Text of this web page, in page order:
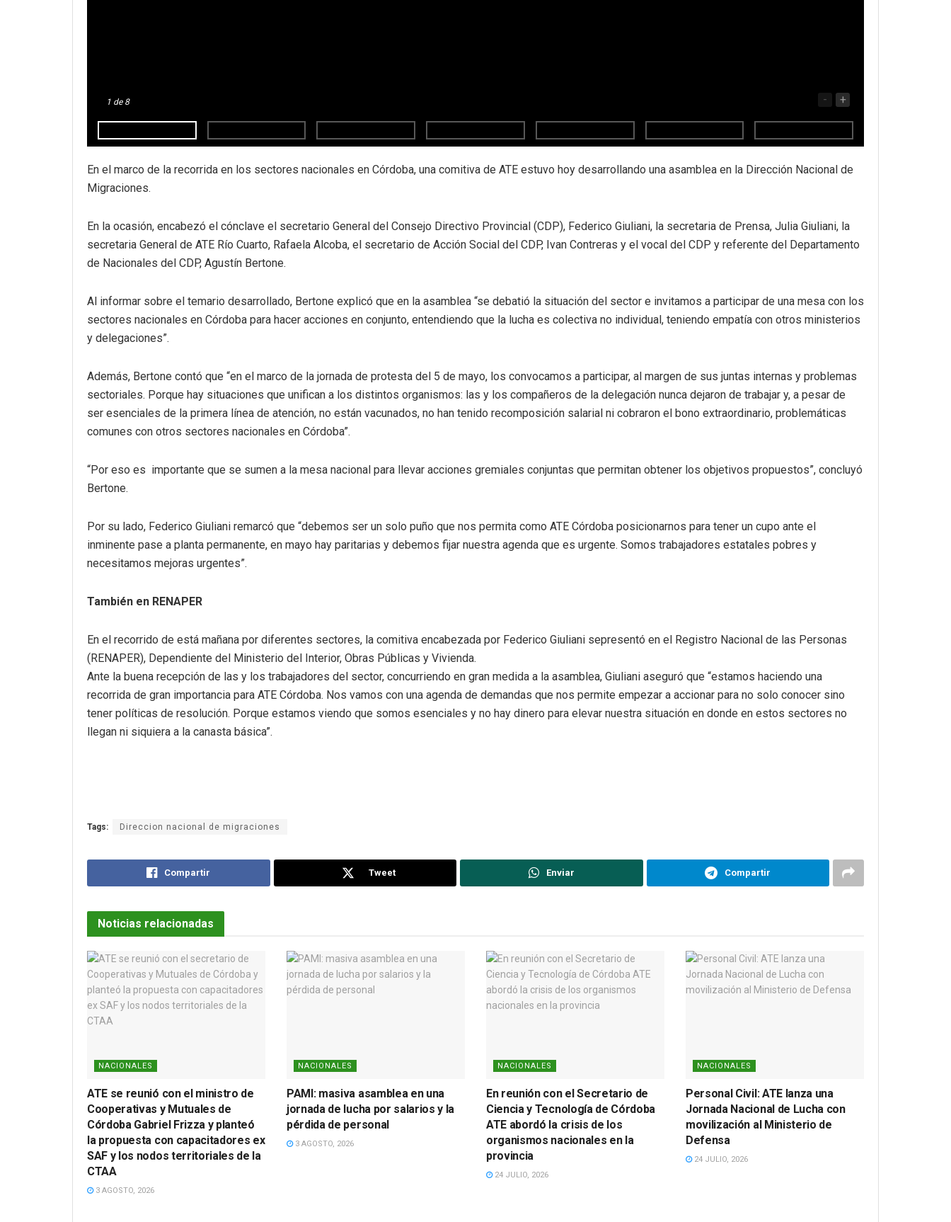
1 de 8 - +
En el marco de la recorrida en los sectores nacionales en Córdoba, una comitiva de ATE estuvo hoy desarrollando una asamblea en la Dirección Nacional de
Migraciones.
En la ocasión, encabezó el cónclave el secretario General del Consejo Directivo Provincial (CDP), Federico Giuliani, la secretaria de Prensa, Julia Giuliani, la
secretaria General de ATE Río Cuarto, Rafaela Alcoba, el secretario de Acción Social del CDP, Ivan Contreras y el vocal del CDP y referente del Departamento
de Nacionales del CDP, Agustín Bertone.
Al informar sobre el temario desarrollado, Bertone explicó que en la asamblea “se debatió la situación del sector e invitamos a participar de una mesa con los
sectores nacionales en Córdoba para hacer acciones en conjunto, entendiendo que la lucha es colectiva no individual, teniendo empatía con otros ministerios
y delegaciones”.
Además, Bertone contó que “en el marco de la jornada de protesta del 5 de mayo, los convocamos a participar, al margen de sus juntas internas y problemas
sectoriales. Porque hay situaciones que unifican a los distintos organismos: las y los compañeros de la delegación nunca dejaron de trabajar y, a pesar de
ser esenciales de la primera línea de atención, no están vacunados, no han tenido recomposición salarial ni cobraron el bono extraordinario, problemáticas
comunes con otros sectores nacionales en Córdoba”.
“Por eso es importante que se sumen a la mesa nacional para llevar acciones gremiales conjuntas que permitan obtener los objetivos propuestos”, concluyó
Bertone.
Por su lado, Federico Giuliani remarcó que “debemos ser un solo puño que nos permita como ATE Córdoba posicionarnos para tener un cupo ante el
inminente pase a planta permanente, en mayo hay paritarias y debemos fijar nuestra agenda que es urgente. Somos trabajadores estatales pobres y
necesitamos mejoras urgentes”.
También en RENAPER
En el recorrido de está mañana por diferentes sectores, la comitiva encabezada por Federico Giuliani sepresentó en el Registro Nacional de las Personas
(RENAPER), Dependiente del Ministerio del Interior, Obras Públicas y Vivienda.
Ante la buena recepción de las y los trabajadores del sector, concurriendo en gran medida a la asamblea, Giuliani aseguró que “estamos haciendo una
recorrida de gran importancia para ATE Córdoba. Nos vamos con una agenda de demandas que nos permite empezar a accionar para no solo conocer sino
tener políticas de resolución. Porque estamos viendo que somos esenciales y no hay dinero para elevar nuestra situación en donde en estos sectores no
llegan ni siquiera a la canasta básica”.
Tags: Direccion nacional de migraciones
Compartir Tweet Enviar Compartir
Noticias relacionadas
NACIONALES
ATE se reunió con el ministro de
Cooperativas y Mutuales de
Córdoba Gabriel Frizza y planteó
la propuesta con capacitadores ex
SAF y los nodos territoriales de la
CTAA
3 AGOSTO, 2026
NACIONALES
PAMI: masiva asamblea en una
jornada de lucha por salarios y la
pérdida de personal
3 AGOSTO, 2026
NACIONALES
En reunión con el Secretario de
Ciencia y Tecnología de Córdoba
ATE abordó la crisis de los
organismos nacionales en la
provincia
24 JULIO, 2026
NACIONALES
Personal Civil: ATE lanza una
Jornada Nacional de Lucha con
movilización al Ministerio de
Defensa
24 JULIO, 2026